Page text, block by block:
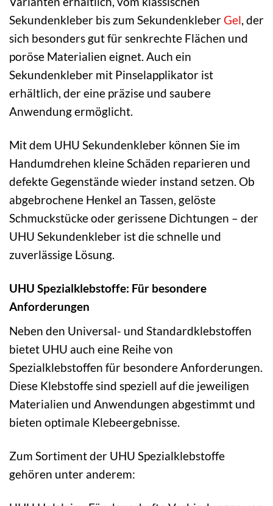
Sekundenkleber bis zum SekundenkleberGel, der
sich besonders gut für senkrechte Flächen und
poröse Materialien eignet. Auch ein
Sekundenkleber mit Pinselapplikator ist
erhältlich, der eine präzise und saubere
Anwendung ermöglicht.
Mit dem UHU Sekundenkleber können Sie im
Handumdrehen kleine Schäden reparieren und
defekte Gegenstände wieder instand setzen. Ob
abgebrochene Henkel an Tassen, gelöste
Schmuckstücke oder gerissene Dichtungen – der
UHU Sekundenkleber ist die schnelle und
zuverlässige Lösung.
UHU Spezialklebstoffe: Für besondere
Anforderungen
Neben den Universal- und Standardklebstoffen
bietet UHU auch eine Reihe von
Spezialklebstoffen für besondere Anforderungen.
Diese Klebstoffe sind speziell auf die jeweiligen
Materialien und Anwendungen abgestimmt und
bieten optimale Klebeergebnisse.
Zum Sortiment der UHU Spezialklebstoffe
gehören unter anderem: